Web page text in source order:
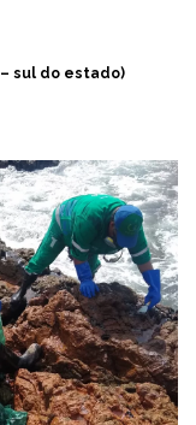
sul do estado)